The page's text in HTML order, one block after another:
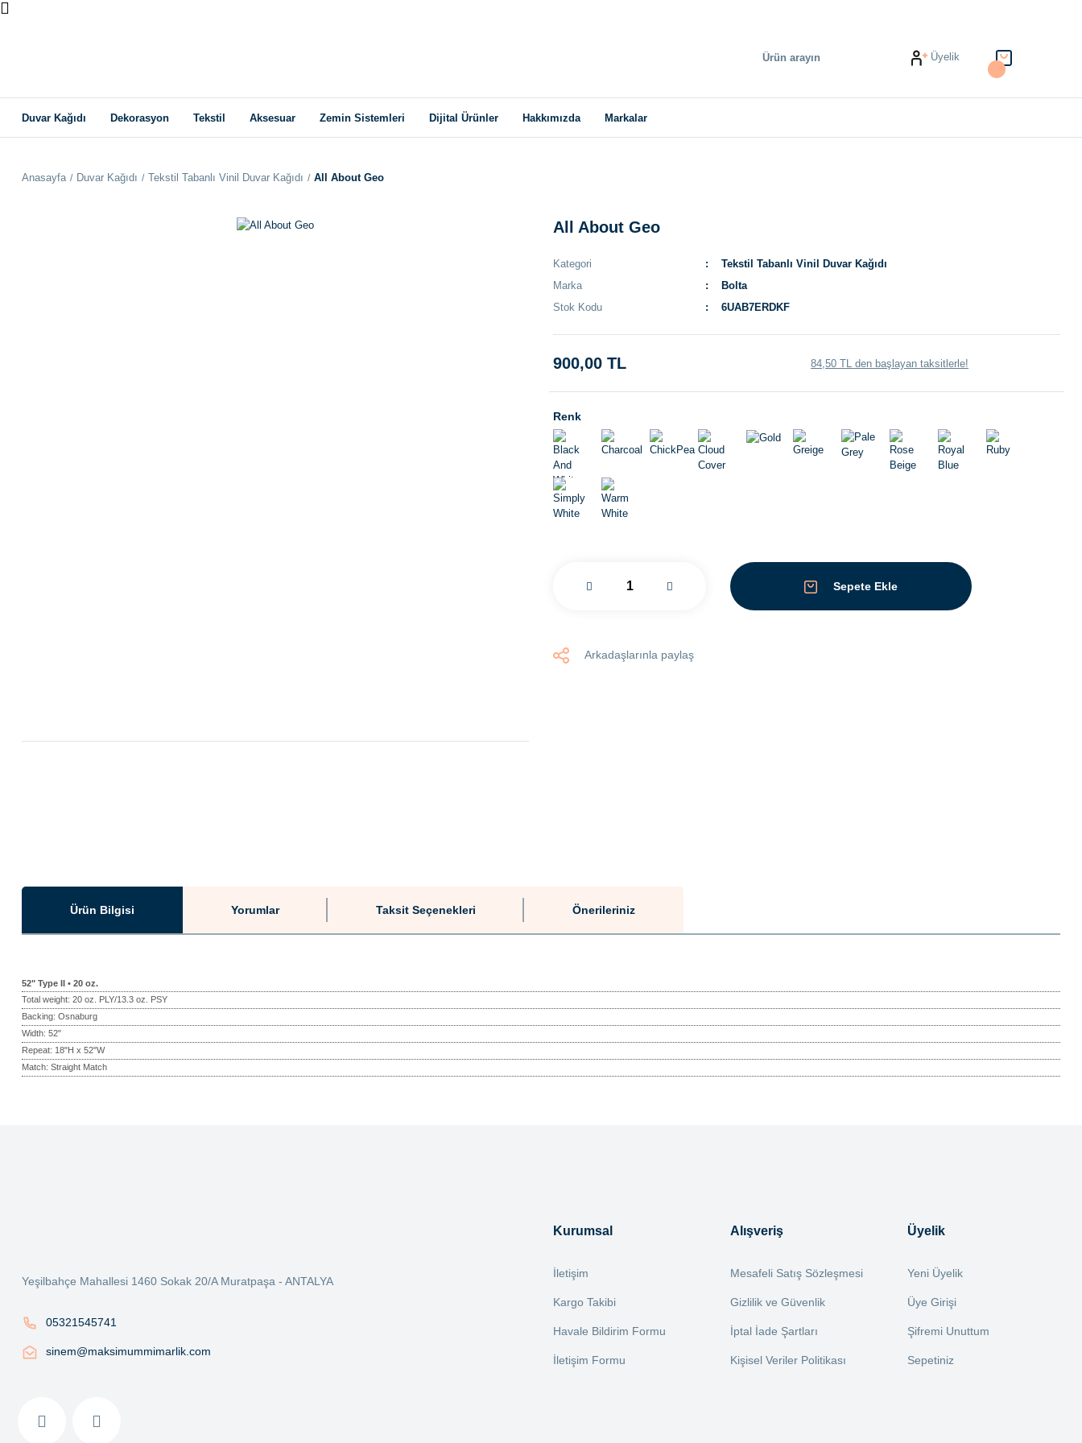
Üyelik
Duvar Kağıdı Dekorasyon Tekstil Aksesuar Zemin Sistemleri Dijital Ürünler Hakkımızda Markalar
Anasayfa Duvar Kağıdı Tekstil Tabanlı Vinil Duvar Kağıdı All About Geo
All About Geo
Kategori
Tekstil Tabanlı Vinil Duvar Kağıdı
Marka
Bolta
Stok Kodu
6UAB7ERDKF
900,00 TL 84,50 TL den başlayan taksitlerle!
Renk
Sepete Ekle
Arkadaşlarınla paylaş
Ürün Bilgisi Yorumlar Taksit Seçenekleri Önerileriniz
52" Type II • 20 oz.
Total weight: 20 oz. PLY/13.3 oz. PSY
Backing: Osnaburg
Width: 52"
Repeat: 18"H x 52"W
Match: Straight Match
Bu ürüne benzer farklı alternatifler olmalı.
Yeşilbahçe Mahallesi 1460 Sokak 20/A Muratpaşa - ANTALYA
05321545741
sinem@maksimummimarlik.com
Kurumsal
İletişim
Kargo Takibi
Havale Bildirim Formu
İletişim Formu
Alışveriş
Mesafeli Satış Sözleşmesi
Gizlilik ve Güvenlik
İptal İade Şartları
Kişisel Veriler Politikası
Üyelik
Yeni Üyelik
Üye Girişi
Şifremi Unuttum
Sepetiniz